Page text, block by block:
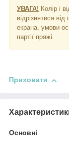
УВАГА! Колір і
відрізнятися
екрана, умови
партії пряжі.
Приховати
Основні